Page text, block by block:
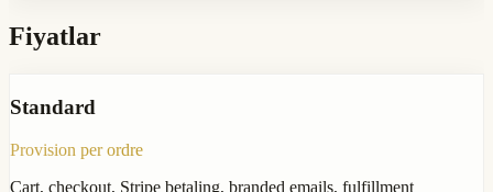
Fiyatlar
Standard
Provision per ordre
Cart, checkout, Stripe betaling, branded emails, fulfillment